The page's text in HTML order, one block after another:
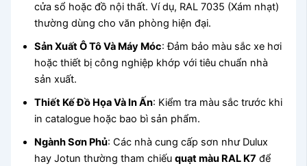
cửa sổ hoặc đồ nội thất. Ví dụ, RAL 7035 (Xám nhạt)
thường dùng cho văn phòng hiện đại.
Sản Xuất Ô Tô Và Máy Móc: Đảm bảo màu sắc xe hơi
hoặc thiết bị công nghiệp khớp với tiêu chuẩn nhà
sản xuất.
Thiết Kế Đồ Họa Và In Ấn: Kiểm tra màu sắc trước khi
in catalogue hoặc bao bì sản phẩm.
Ngành Sơn Phủ: Các nhà cung cấp sơn như Dulux
hay Jotun thường tham chiếuquạt màu RAL K7 để